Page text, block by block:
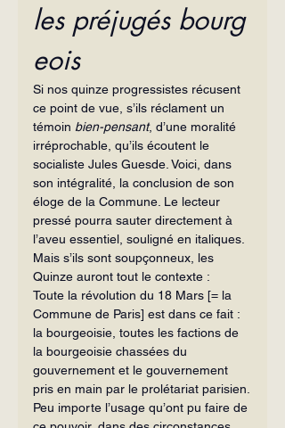
les préjugés bourg
eois
Si nos quinze progressistes récusent
ce point de vue, s’ils réclament un
témoin bien-pensant, d’une moralité
irréprochable, qu’ils écoutent le
socialiste Jules Guesde. Voici, dans
son intégralité, la conclusion de son
éloge de la Commune. Le lecteur
pressé pourra sauter directement à
l’aveu essentiel, souligné en italiques.
Mais s’ils sont soupçonneux, les
Quinze auront tout le contexte :
Toute la révolution du 18 Mars [= la
Commune de Paris] est dans ce fait :
la bourgeoisie, toutes les factions de
la bourgeoisie chassées du
gouvernement et le gouvernement
pris en main par le prolétariat parisien.
Peu importe l’usage qu’ont pu faire de